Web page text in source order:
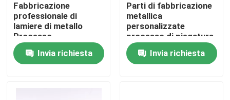
Video
Chi siamo
Fabbricazione
professionale di
lamiere di metallo
Processo
personalizzato di
taglio laser,
stampaggio a
Invia richiesta
Parti di fabbricazione
metallica
personalizzate
processo di piegatura
del taglio laser
Invia richiesta